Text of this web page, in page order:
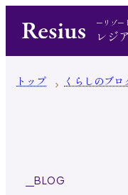
ーリゾー
レジ
トップ くらしのブロ
BLOG